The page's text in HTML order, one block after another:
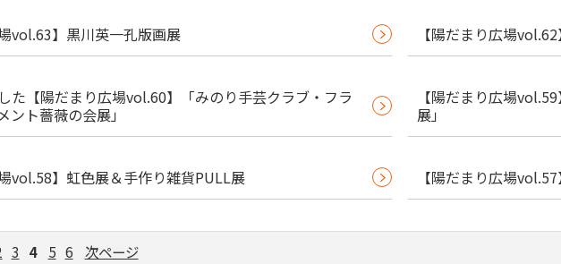
vol.63】黒川英一孔版画展 【陽だまり広場
た【陽だまり広場vol.60】「みのり手芸クラブ・フラ
ント薔薇の会展」
【陽だまり広場
展」
vol.58】虹色展＆手作り雑貨PULL展 【陽だまり広場
3 4 5 6 次ページ